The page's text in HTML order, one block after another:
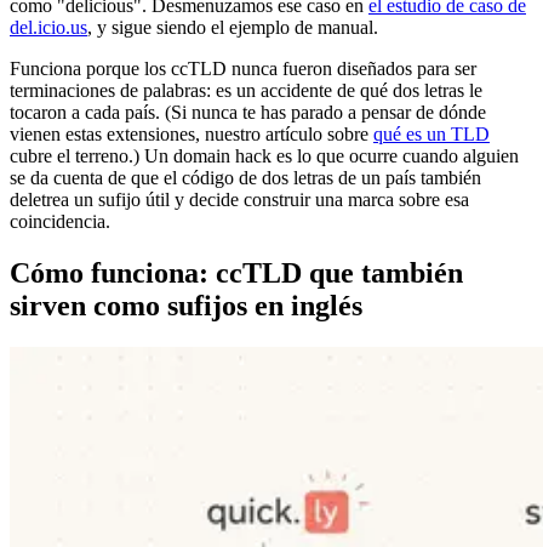
como "delicious". Desmenuzamos ese caso en el estudio de caso de
del.icio.us, y sigue siendo el ejemplo de manual.
Funciona porque los ccTLD nunca fueron diseñados para ser
terminaciones de palabras: es un accidente de qué dos letras le
tocaron a cada país. (Si nunca te has parado a pensar de dónde
vienen estas extensiones, nuestro artículo sobre qué es un TLD
cubre el terreno.) Un domain hack es lo que ocurre cuando alguien
se da cuenta de que el código de dos letras de un país también
deletrea un sufijo útil y decide construir una marca sobre esa
coincidencia.
Cómo funciona: ccTLD que también
sirven como sufijos en inglés